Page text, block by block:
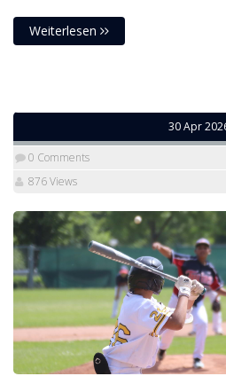
Weiterlesen
30 Apr
0 Comments
876 Views